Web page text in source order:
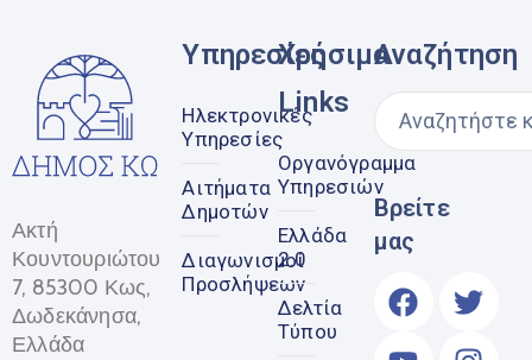
Ακτή
Κουντουριώτου
7, 85300 Κως,
Δωδεκάνησα,
Ελλάδα
Υπηρεσίες
Ηλεκτρονικές
Υπηρεσίες
Αιτήματα
Δημοτών
Διαγωνισμοί
Προσλήψεων
Χρήσιμα
Links
Οργανόγραμμα
Υπηρεσιών
Ελλάδα
2.0
Δελτία
Τύπου
Αναζήτηση
Βρείτε
μας